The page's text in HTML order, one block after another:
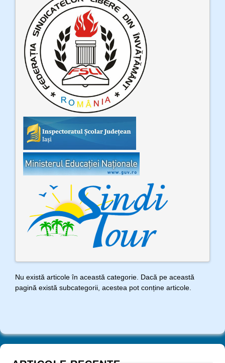
Nu există articole în această categorie. Dacă pe această
pagină există subcategorii, acestea pot conține articole.